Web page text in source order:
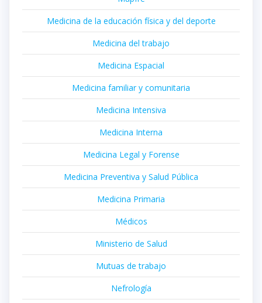
Medicina de la educación física y del deporte
Medicina del trabajo
Medicina Espacial
Medicina familiar y comunitaria
Medicina Intensiva
Medicina Interna
Medicina Legal y Forense
Medicina Preventiva y Salud Pública
Medicina Primaria
Médicos
Ministerio de Salud
Mutuas de trabajo
Nefrología